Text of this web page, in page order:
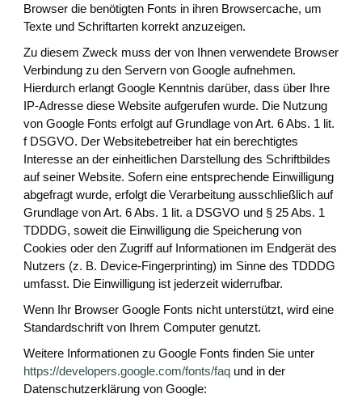
Browser die benötigten Fonts in ihren Browsercache, um
Texte und Schriftarten korrekt anzuzeigen.
Zu diesem Zweck muss der von Ihnen verwendete Browser
Verbindung zu den Servern von Google aufnehmen.
Hierdurch erlangt Google Kenntnis darüber, dass über Ihre
IP-Adresse diese Website aufgerufen wurde. Die Nutzung
von Google Fonts erfolgt auf Grundlage von Art. 6 Abs. 1 lit.
f DSGVO. Der Websitebetreiber hat ein berechtigtes
Interesse an der einheitlichen Darstellung des Schriftbildes
auf seiner Website. Sofern eine entsprechende Einwilligung
abgefragt wurde, erfolgt die Verarbeitung ausschließlich auf
Grundlage von Art. 6 Abs. 1 lit. a DSGVO und § 25 Abs. 1
TDDDG, soweit die Einwilligung die Speicherung von
Cookies oder den Zugriff auf Informationen im Endgerät des
Nutzers (z. B. Device-Fingerprinting) im Sinne des TDDDG
umfasst. Die Einwilligung ist jederzeit widerrufbar.
Wenn Ihr Browser Google Fonts nicht unterstützt, wird eine
Standardschrift von Ihrem Computer genutzt.
Weitere Informationen zu Google Fonts finden Sie unter
https://developers.google.com/fonts/faqund in der
Datenschutzerklärung von Google: